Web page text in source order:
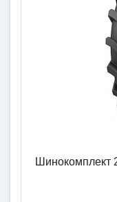
Шинокомплект